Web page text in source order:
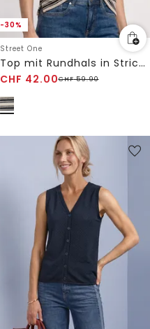
-30%
Street One
Top mit Rundhals in Strick-Optik
CHF 42.00CHF59.90